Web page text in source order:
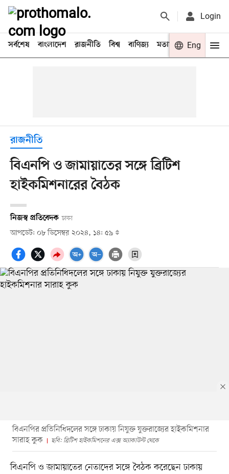
Login
সর্বশেষ বাংলাদেশ রাজনীতি বিশ্ব বাণিজ্য মতামত খেলা
Eng
রাজনীতি
বিএনপি ও জামায়াতের সঙ্গে ব্রিটিশ
হাইকমিশনারের বৈঠক
নিজস্ব প্রতিবেদক ঢাকা
আপডেট: ০৮ ডিসেম্বর ২০২৪, ১৪: ৫৯
বিএনপির প্রতিনিধিদলের সঙ্গে ঢাকায় নিযুক্ত যুক্তরাজ্যের হাইকমিশনার
সারাহ কুক
ছবি: ব্রিটিশ হাইকমিশনের এক্স অ্যাকাউন্ট থেকে
বিএনপি ও জামায়াতের নেতাদের সঙ্গে বৈঠক করেছেন ঢাকায়